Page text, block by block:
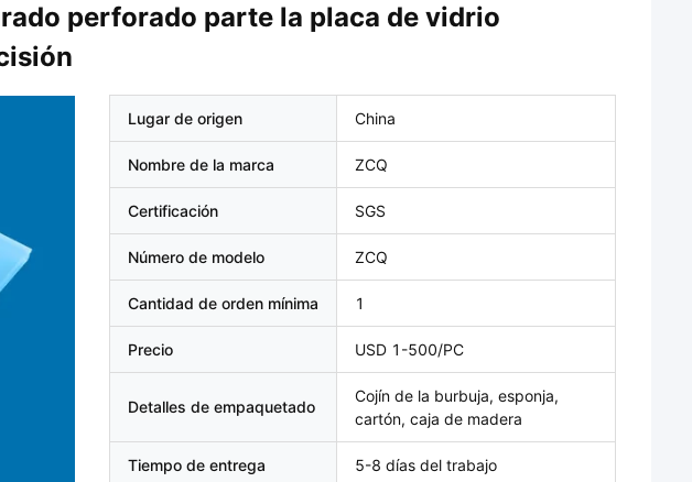
perforado parte la placa de vidrio
Lugar de origen China
Nombre de la marca ZCQ
Certificación SGS
Número de modelo ZCQ
Cantidad de orden mínima 1
Precio USD 1-500/PC
Detalles de empaquetado
Cojín de la burbuja, esponja,
cartón, caja de madera
Tiempo de entrega 5-8 días del trabajo